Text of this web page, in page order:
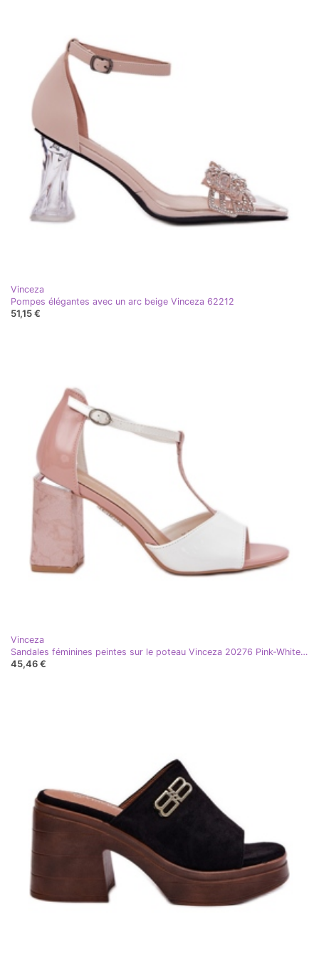
Vinceza
Pompes élégantes avec un arc beige Vinceza 62212
51,15 €
Vinceza
Sandales féminines peintes sur le poteau Vinceza 20276 Pink-White rose
45,46 €